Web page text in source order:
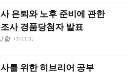
은퇴와 노후 준비에 관한
사 경품당첨자 발표
항 17/12/31
를 위한 히브리어 공부